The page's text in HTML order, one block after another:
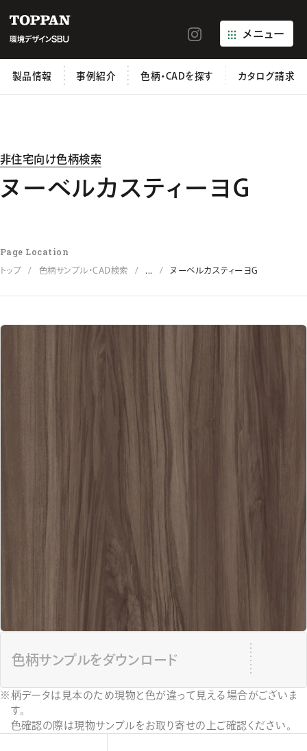
メニュー
製品情報 事例紹介 色柄・CADを探す カタログ請求
非住宅向け色柄検索
ヌーベルカスティーヨG
Page Location
トップ 色柄サンプル・CAD検索 ... ヌーベルカスティーヨG
色柄サンプルをダウンロード
柄データは見本のため現物と色が違って見える場合がございま
す。
色確認の際は現物サンプルをお取り寄せの上ご確認ください。